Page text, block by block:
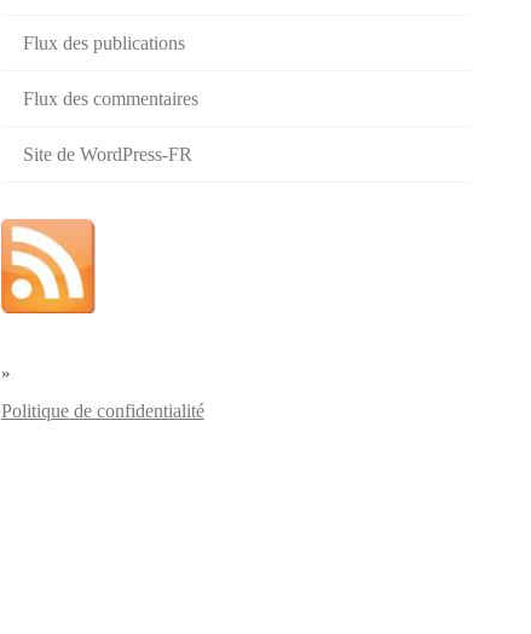
Flux des publications
Flux des commentaires
Site de WordPress-FR
»
Politique de confidentialité